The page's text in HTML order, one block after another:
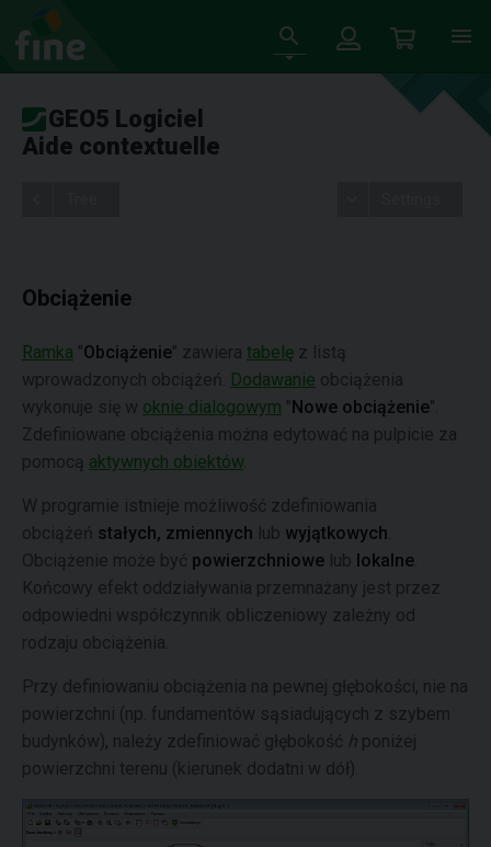
GEO5 Logiciel
Aide contextuelle
Obciążenie
Ramka "Obciążenie" zawiera tabelę z listą
wprowadzonych obciążeń. Dodawanie obciążenia
wykonuje się w oknie dialogowym "Nowe obciążenie".
Zdefiniowane obciążenia można edytować na pulpicie za
pomocą aktywnych obiektów
W programie istnieje możliwość zdefiniowania
obciążeń stałych, zmiennych lub wyjątkowych
Obciążenie może być powierzchniowe lub lokalne
Końcowy efekt oddziaływania przemnażany jest przez
odpowiedni współczynnik obliczeniowy zależny od
rodzaju obciążenia.
Przy definiowaniu obciążenia na pewnej głębokości, nie na
powierzchni (np. fundamentów sąsiadujących z szybem
budynków), należy zdefiniować głębokość h poniżej
powierzchni terenu (kierunek dodatni w dół).